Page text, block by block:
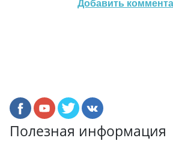
Полезная информация